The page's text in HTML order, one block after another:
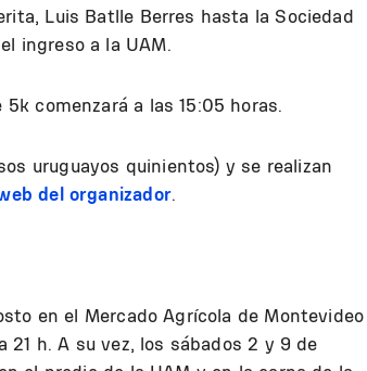
Luis Batlle Berres hasta la Sociedad
ingreso a la UAM.
comenzará a las 15:05 horas.
uruguayos quinientos) y se realizan
del organizador.
en el Mercado Agrícola de Montevideo
21 h. A su vez, los sábados 2 y 9 de